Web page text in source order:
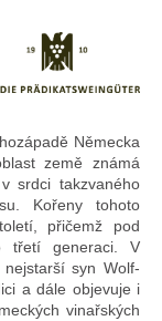
Německa
země známá
srdci takzvaného
Kořeny tohoto
přičemž pod
třetí generaci. V
syn Wolf-
a dále objevuje i
vinařských